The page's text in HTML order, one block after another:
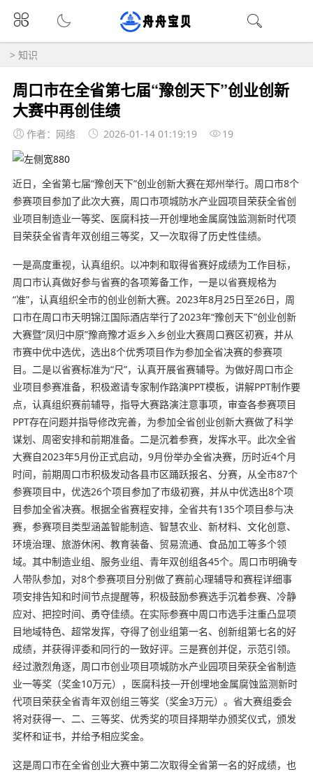
> 知识
周口市在全省第七届“豫创天下”创业创新
大赛中再创佳绩
作者：网络 2026-01-14 01:19:19 19
近日，全省第七届“豫创天下”创业创新大赛在郑州举行。周口市8个
参赛项目参加了此次大赛，周口市项城防水产业园项目荣获全省创
业项目制造业一等奖、医腐科技—开创埋地金属腐蚀监测新时代项
目荣获全省青年双创组三等奖，又一次取得了历史性佳绩。
一是高度重视，认真组织。以冲刺和取得省赛好成绩为工作目标，
周口市认真做好参与省赛的各项筹备工作，一是以省赛规格为
“准”，认真组织全市的创业创新大赛。2023年8月25日至26日，周
口市在周口市天明锦江国际酒店举行了2023年“豫创天下”创业创新
大赛暨“凤归中原”豫商豫才返乡入乡创业大赛周口赛区初赛，并从
市赛中优中选优，选出8个优秀项目作为参加全省决赛的参赛项
目。二是以省赛标准为“尺”，认真开展省赛辅导。为做好周口市企
业项目参赛准备，积极邀请专家制作路演PPT模板，讲解PPT制作要
点，认真组织赛前辅导，指导大赛路演注意事项，审查各参赛项目
PPT存在问题并指导修改完善，为参加全省创业创新大赛做了科学
谋划、周密安排和前期准备。二是沉着参赛，发挥水平。此次全省
大赛自2023年5月份正式启动，9月份举办全省决赛，历时近4个月
时间，前期周口市积极发动各县市区踊跃报名、分赛，从全市87个
参赛项目中，优选26个项目参加了市级初赛，并从中优选出8个项
目参加全省决赛。根据全省赛程安排，全省共有135个项目参与决
赛，参赛项目类型涵盖智能制造、智慧农业、新材料、文化创意、
环境治理、旅游休闲、教育装备、贸易流通、食品加工等多个领
域。其中制造业组、服务业组、青年双创组各45个。周口市明确专
人带队参加，对8个参赛项目分别做了赛前心理辅导和赛程详细事
项安排告知和时间节点提醒等，积极鼓励参赛选手沉着参赛、冷静
应对、把控时间、勇夺佳绩。在实际参赛中周口市选手注重凸显项
目地域特色、超常发挥，夺得了创业组第一名、创新组第七名的好
成绩，并获得评委和同行的一致好评。三是赛创并促，示范引领。
经过激烈角逐，周口市创业项目项城防水产业园项目荣获全省制造
业一等奖（奖金10万元），医腐科技—开创埋地金属腐蚀监测新时
代项目荣获全省青年双创组三等奖（奖金3万元）。省大赛组委会
将对获得一、二、三等奖、优秀奖的项目择期举办颁奖仪式，颁发
奖杯和证书，并给予相应奖金。
这是周口市在全省创业大赛中第二次取得全省第一名的好成绩，也